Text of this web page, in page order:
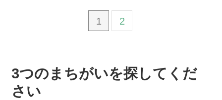
1 2
3つのまちがいを探してくだ
さい